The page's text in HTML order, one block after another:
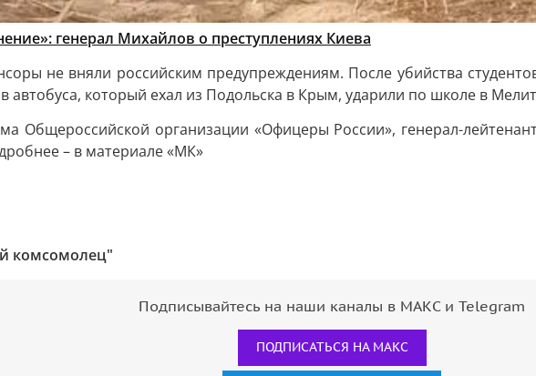
генерал Михайлов о преступлениях Киева
не вняли российским предупреждениям. После убийства
автобуса, который ехал из Подольска в Крым, ударили по школе в
Общероссийской организации «Офицеры России», генерал-
– в материале «МК»
комсомолец"
Подписывайтесь на наши каналы в МАКС и Telegram
ПОДПИСАТЬСЯ НА МАКС